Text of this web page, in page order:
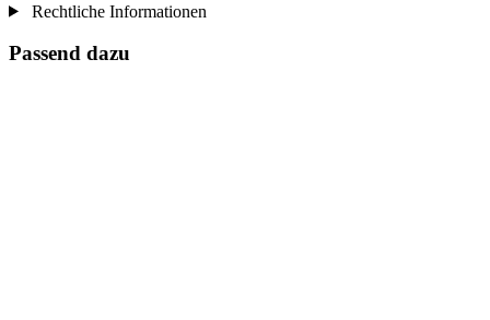
Rechtliche Informationen
Passend dazu